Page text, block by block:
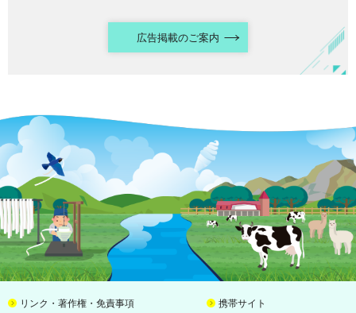
広告掲載のご案内
リンク・著作権・免責事項 携帯サイト